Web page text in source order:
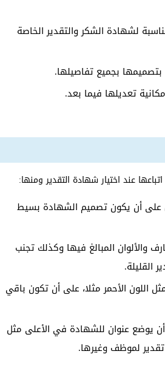
لشهادة الشكر والتقدير الخاصة
بجميع تفاصيلها.
عند اختيار شهادة التقدير ومنها:
على أن يكون تصميم الشهادة بسيط
والألوان المبالغ فيها وكذلك تجنب
القليلة.
الأحمر مثلا، على أن تكون باقي
يوضع عنوان للشهادة في الأعلى مثل
لموظف وغيرها.